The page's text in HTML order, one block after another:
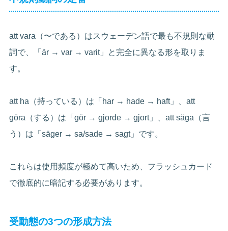
att vara（〜である）はスウェーデン語で最も不規則な動
詞で、「är → var → varit」と完全に異なる形を取りま
す。
att ha（持っている）は「har → hade → haft」、att
göra（する）は「gör → gjorde → gjort」、att säga（言
う）は「säger → sa/sade → sagt」です。
これらは使用頻度が極めて高いため、フラッシュカード
で徹底的に暗記する必要があります。
受動態の3つの形成方法